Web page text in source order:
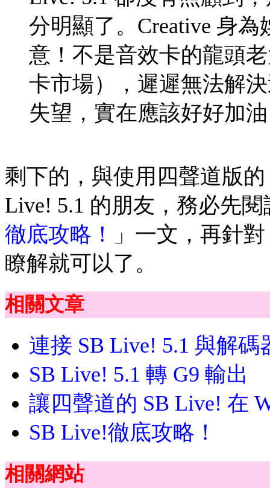
分明顯了。Creative 身
意！不是音效卡的龍頭
卡市場），遲遲無法解
失望，實在應該好好加
剩下的，與使用四聲道版
Live! 5.1 的朋友，務必先
徹底攻略！
」一文，再針
瞭解就可以了。
相關文章
連接 SB Live! 5.1 與解碼
SB Live! 5.1 轉 G9 輸出
讓四聲道的 SB Live! 在
SB Live!徹底攻略！
相關網站